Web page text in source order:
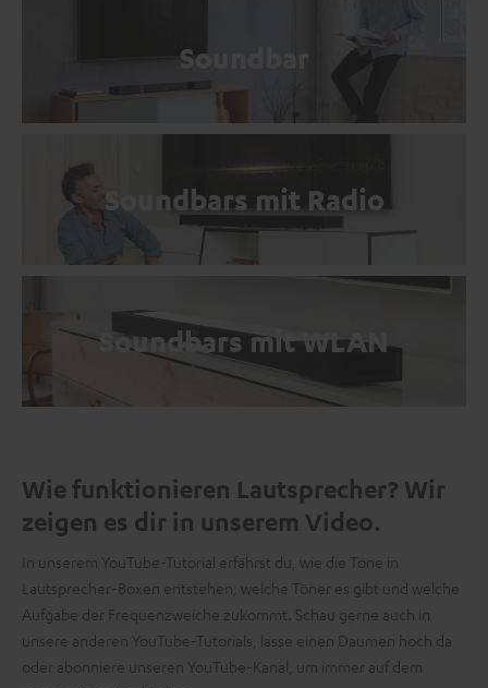
Soundbar
Soundbars mit Radio
Soundbars mit WLAN
Wie funktionieren Lautsprecher? Wir
zeigen es dir in unserem Video.
In unserem YouTube-Tutorial erfährst du, wie die Töne in
Lautsprecher-Boxen entstehen, welche Töner es gibt und welche
Aufgabe der Frequenzweiche zukommt. Schau gerne auch in
unsere anderen YouTube-Tutorials, lasse einen Daumen hoch da
oder abonniere unseren YouTube-Kanal, um immer auf dem